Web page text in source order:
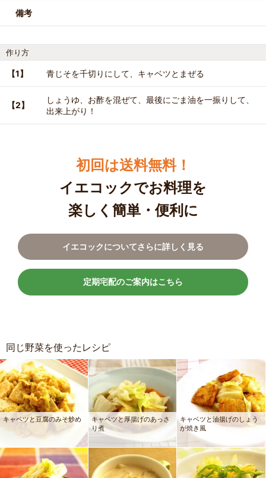
備考
作り方
【1】 青じそを千切りにして、キャベツとまぜる
【2】
しょうゆ、お酢を混ぜて、最後にごま油を一振りして、
出来上がり！
初回は送料無料！
イエコックでお料理を
楽しく簡単・便利に
イエコックについてさらに詳しく見る
定期宅配のご案内はこちら
同じ野菜を使ったレシピ
キャベツと豆腐のみそ炒め
キャベツと厚揚げのあっさ
り煮
キャベツと油揚げのしょう
が焼き風